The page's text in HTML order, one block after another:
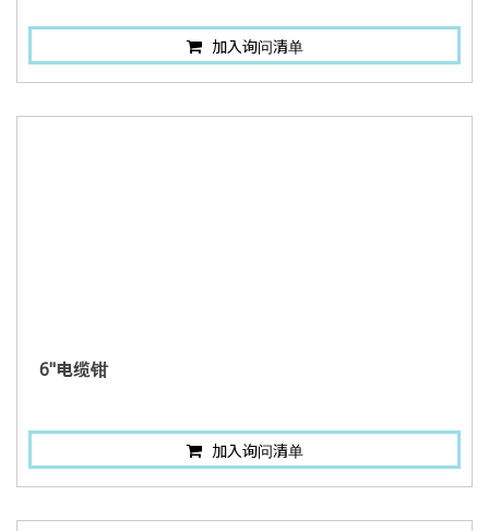
加入询问清单
6"电缆钳
加入询问清单